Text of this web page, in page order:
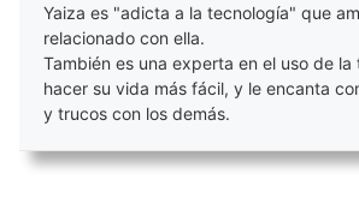
Yaiza es "adicta a la tecnología" que
relacionado con ella.
También es una experta en el uso de la
hacer su vida más fácil, y le encanta
y trucos con los demás.